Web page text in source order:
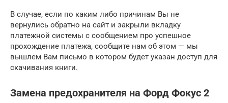
В случае, если по каким либо причинам Вы не
вернулись обратно на сайт и закрыли вкладку
платежной системы с сообщением про успешное
прохождение платежа, сообщите нам об этом — мы
вышлем Вам письмо в котором будет указан доступ для
скачивания книги.
Замена предохранителя на Форд Фокус 2